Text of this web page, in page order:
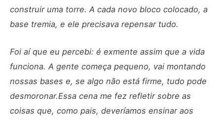
construir uma torre. A cada novo bloco colocado, a
base tremia, e ele precisava repensar tudo.
Foi aí que eu percebi: é exmente assim que a vida
funciona. A gente começa pequeno, vai montando
nossas bases e, se algo não está firme, tudo pode
desmoronar.Essa cena me fez refletir sobre as
coisas que, como pais, deveríamos ensinar aos